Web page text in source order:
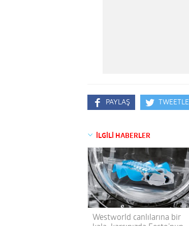
PAYLAŞ TWEETLE
İLGİLİ HABERLER
Westworld canlılarına bir